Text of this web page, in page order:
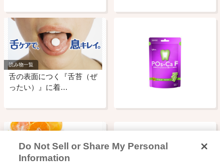
読み物一覧
舌の表面につく『舌苔（ぜ
ったい）』に着…
Do Not Sell or Share My Personal
Information